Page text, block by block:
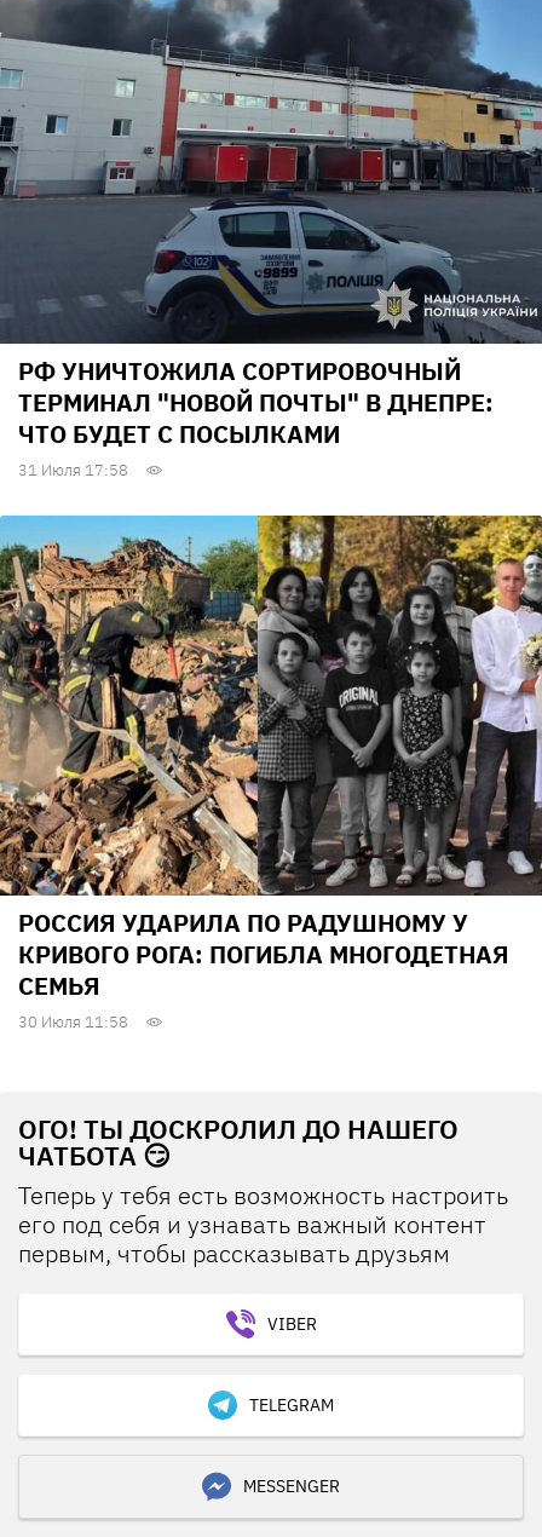
РФ УНИЧТОЖИЛА СОРТИРОВОЧНЫЙ
ТЕРМИНАЛ "НОВОЙ ПОЧТЫ" В ДНЕПРЕ:
ЧТО БУДЕТ С ПОСЫЛКАМИ
31 Июля 17:58
РОССИЯ УДАРИЛА ПО РАДУШНОМУ У
КРИВОГО РОГА: ПОГИБЛА МНОГОДЕТНАЯ
СЕМЬЯ
30 Июля 11:58
ОГО! ТЫ ДОСКРОЛИЛ ДО НАШЕГО
ЧАТБОТА 😏
Теперь у тебя есть возможность настроить
его под себя и узнавать важный контент
первым, чтобы рассказывать друзьям
VIBER
TELEGRAM
MESSENGER